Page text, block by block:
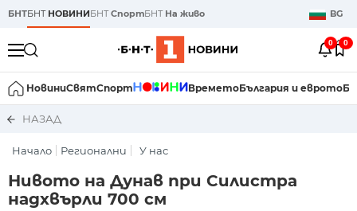
БНТБНТ НОВИНИБНТСпортБНТ На живо BG
0 0
НовиниСвятСпорт ВреметоБългария и еврото
НАЗАД
Начало Регионални У нас
Нивото на Дунав при Силистра
надхвърли 700 см